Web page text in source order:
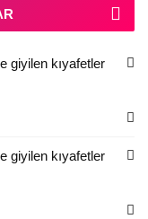
giyilen kıyafetler
giyilen kıyafetler